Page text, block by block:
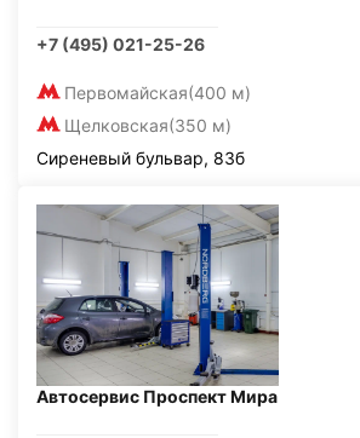
+7 (495) 021-25-26
Первомайская(400 м)
Щелковская(350 м)
Сиреневый бульвар, 83б
Автосервис Проспект Мира